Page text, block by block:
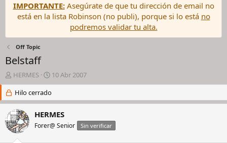
IMPORTANTE:Asegúrate de que tu dirección de email no
está en la lista Robinson (no publi), porque si lo está no
podremos validar tu alta.
Off Topic
Belstaff
I
n
c
i
a
d
o
HERMES
F
e
c
h
a
d
e
10 Abr 2007
Hilo cerrado
HERMES
Forer@ Senior Sin verificar